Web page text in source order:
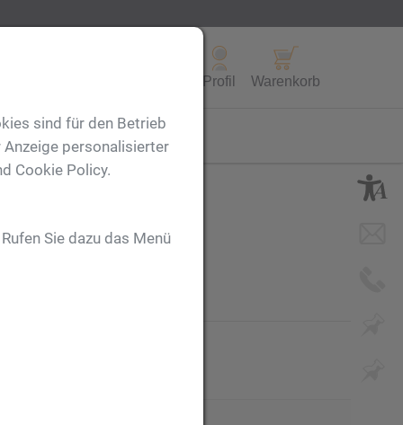
Profil Warenkorb
sind für den Betrieb
personalisierter
Cookie Policy.
Sie dazu das Menü